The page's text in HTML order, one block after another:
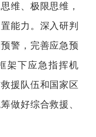
维、极限思维，
能力。深入研判
警，完善应急预
架下应急指挥机
援队伍和国家区
做好综合救援、